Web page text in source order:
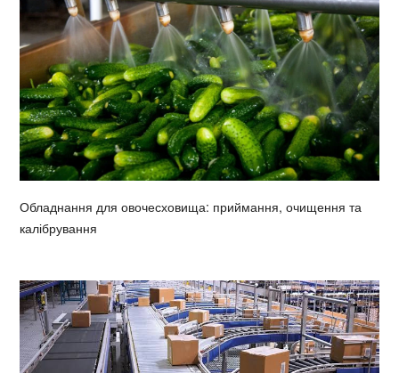
Обладнання для овочесховища: приймання, очищення та
калібрування